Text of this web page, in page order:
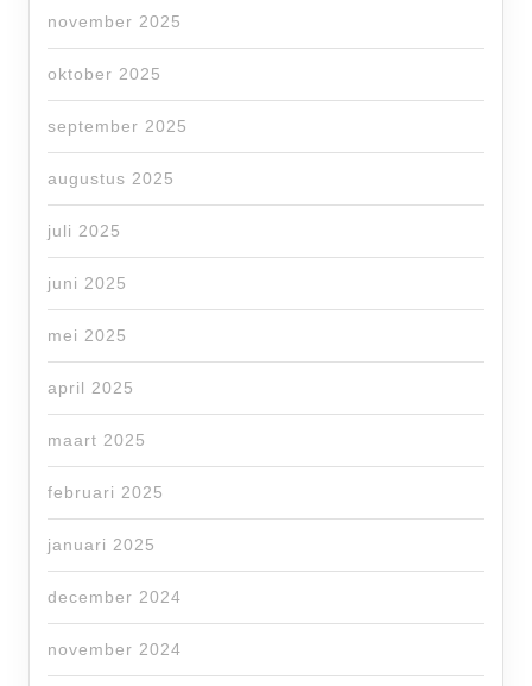
november 2025
oktober 2025
september 2025
augustus 2025
juli 2025
juni 2025
mei 2025
april 2025
maart 2025
februari 2025
januari 2025
december 2024
november 2024